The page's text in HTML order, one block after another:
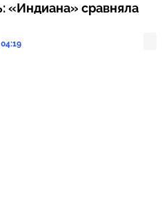
«Индиана» сравняла